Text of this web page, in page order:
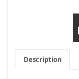
Description